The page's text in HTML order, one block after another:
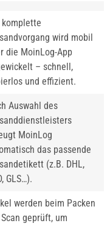
komplette
wird mobil
die MoinLog-App
– schnell,
und effizient.
Auswahl des
MoinLog
das passende
(z.B. DHL,
GLS…).
werden beim Packen
geprüft, um